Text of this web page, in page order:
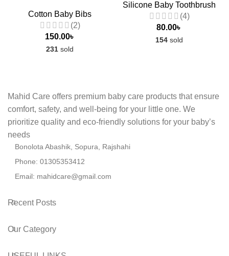
Cotton Baby Bibs
(2)
150.00৳
231 sold
Silicone Baby Toothbrush
(4)
80.00৳
154 sold
Mahid Care offers premium baby care products that ensure
comfort, safety, and well-being for your little one. We
prioritize quality and eco-friendly solutions for your baby’s
needs
Bonolota Abashik, Sopura, Rajshahi
Phone: 01305353412
Email: mahidcare@gmail.com
Recent Posts
Our Category